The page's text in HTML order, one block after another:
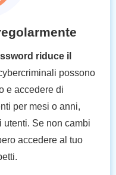
riduce il
cybercriminali possono
e accedere di
per mesi o anni,
Se non cambi
accedere al tuo